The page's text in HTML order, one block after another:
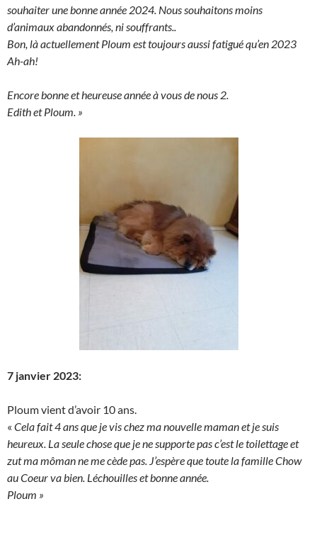
souhaiter une bonne année 2024. Nous souhaitons moins
d’animaux abandonnés, ni souffrants..
Bon, là actuellement Ploum est toujours aussi fatigué qu’en 2023
Ah-ah!
Encore bonne et heureuse année à vous de nous 2.
Edith et Ploum. »
7 janvier 2023:
Ploum vient d’avoir 10 ans.
« Cela fait 4 ans que je vis chez ma nouvelle maman et je suis
heureux. La seule chose que je ne supporte pas c’est le toilettage et
zut ma môman ne me cède pas. J’espère que toute la famille Chow
au Coeur va bien. Léchouilles et bonne année.
Ploum »